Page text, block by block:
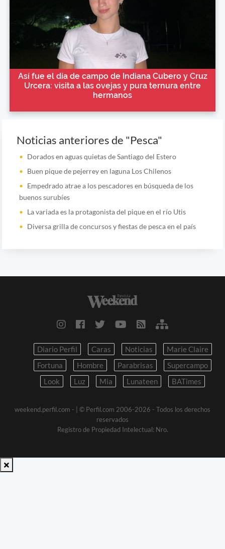
Así fue el día de campo de Indiana Cubero y Cruz
Urcera: visita a las ovejas y pura ternura entre
hermanos
Noticias anteriores de "Pesca"
Dorados en aguas quietas de Santiago del Estero
Buen pique de pejerrey en laguna Los Chilenos
Empedrado atrae a los pescadores en búsqueda de los
buenos surubíes
La variada es la protagonista del pique en el río Utis
Diversa grilla de concursos y fiestas de pesca en el país
Diario Perfil Caras Noticias
Marie Claire
Fortuna
Hombre Parabrisas
Supercampo
Look
Luz Mia Lunateen BATimes
weekend.perfil.com -
| © Perfil.com 2006-2026 - Todos los derechos
reservados
Registro de Propiedad Intelectual: Nro.